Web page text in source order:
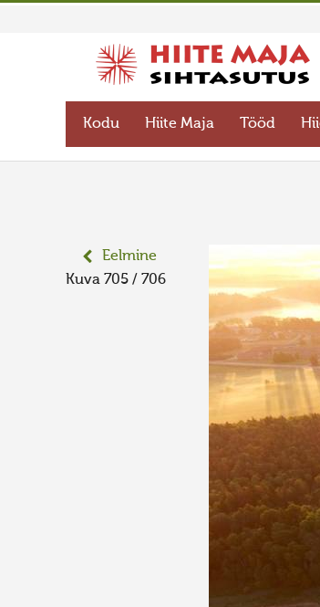
Kodu Hiite Maja Tööd
Eelmine
Kuva 705 / 706